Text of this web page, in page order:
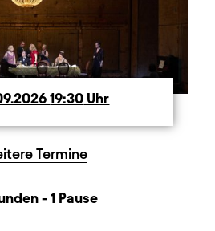
19:30 Uhr
Termine
- 1 Pause